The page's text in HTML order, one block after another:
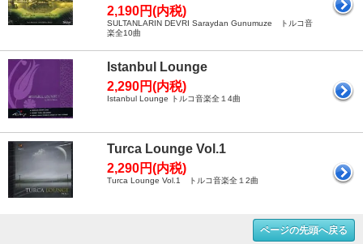
2,190円(内税)
SULTANLARIN DEVRI Saraydan Gunumuze トルコ音
楽全10曲
Istanbul Lounge
2,290円(内税)
Istanbul Lounge トルコ音楽全１4曲
Turca Lounge Vol.1
2,290円(内税)
Turca Lounge Vol.1 トルコ音楽全１2曲
ページの先頭へ戻る